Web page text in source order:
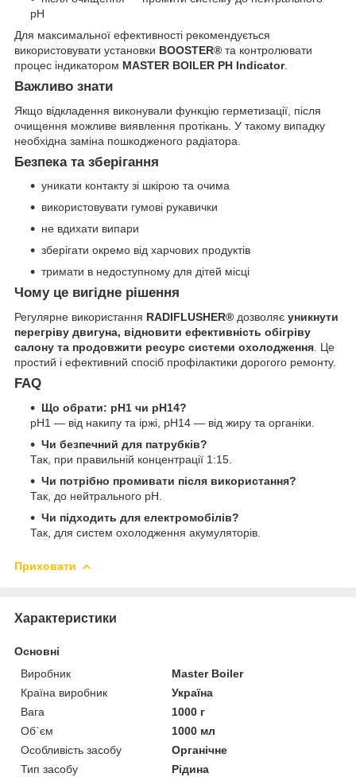
pH
Для максимальної ефективності рекомендується
використовувати установки BOOSTER® та контролювати
процес індикатором MASTER BOILER PH Indicator.
Важливо знати
Якщо відкладення виконували функцію герметизації, після
очищення можливе виявлення протікань. У такому випадку
необхідна заміна пошкодженого радіатора.
Безпека та зберігання
уникати контакту зі шкірою та очима
використовувати гумові рукавички
не вдихати випари
зберігати окремо від харчових продуктів
тримати в недоступному для дітей місці
Чому це вигідне рішення
Регулярне використання RADIFLUSHER® дозволяє уникнути
перегріву двигуна, відновити ефективність обігріву
салону та продовжити ресурс системи охолодження. Це
простий і ефективний спосіб профілактики дорогого ремонту.
FAQ
Що обрати: pH1 чи pH14?
pH1 — від накипу та іржі, pH14 — від жиру та органіки.
Чи безпечний для патрубків?
Так, при правильній концентрації 1:15.
Чи потрібно промивати після використання?
Так, до нейтрального pH.
Чи підходить для електромобілів?
Так, для систем охолодження акумуляторів.
Приховати
Характеристики
Основні
Виробник
Master Boiler
Країна виробник
Україна
Вага
1000 г
Об`єм
1000 мл
Особливість засобу
Органічне
Тип засобу
Рідина